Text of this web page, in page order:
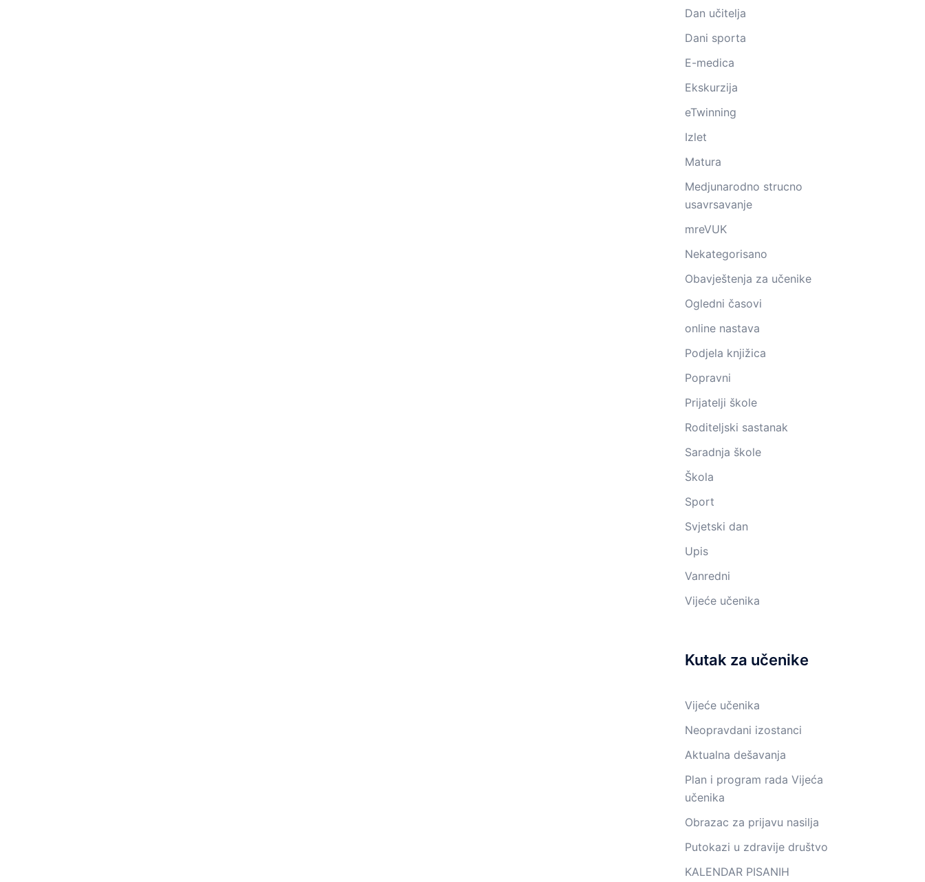
Dan učitelja
Dani sporta
E-medica
Ekskurzija
eTwinning
Izlet
Matura
Medjunarodno strucno
usavrsavanje
mreVUK
Nekategorisano
Obavještenja za učenike
Ogledni časovi
online nastava
Podjela knjižica
Popravni
Prijatelji škole
Roditeljski sastanak
Saradnja škole
Škola
Sport
Svjetski dan
Upis
Vanredni
Vijeće učenika
Kutak za učenike
Vijeće učenika
Neopravdani izostanci
Aktualna dešavanja
Plan i program rada Vijeća
učenika
Obrazac za prijavu nasilja
Putokazi u zdravije društvo
KALENDAR PISANIH